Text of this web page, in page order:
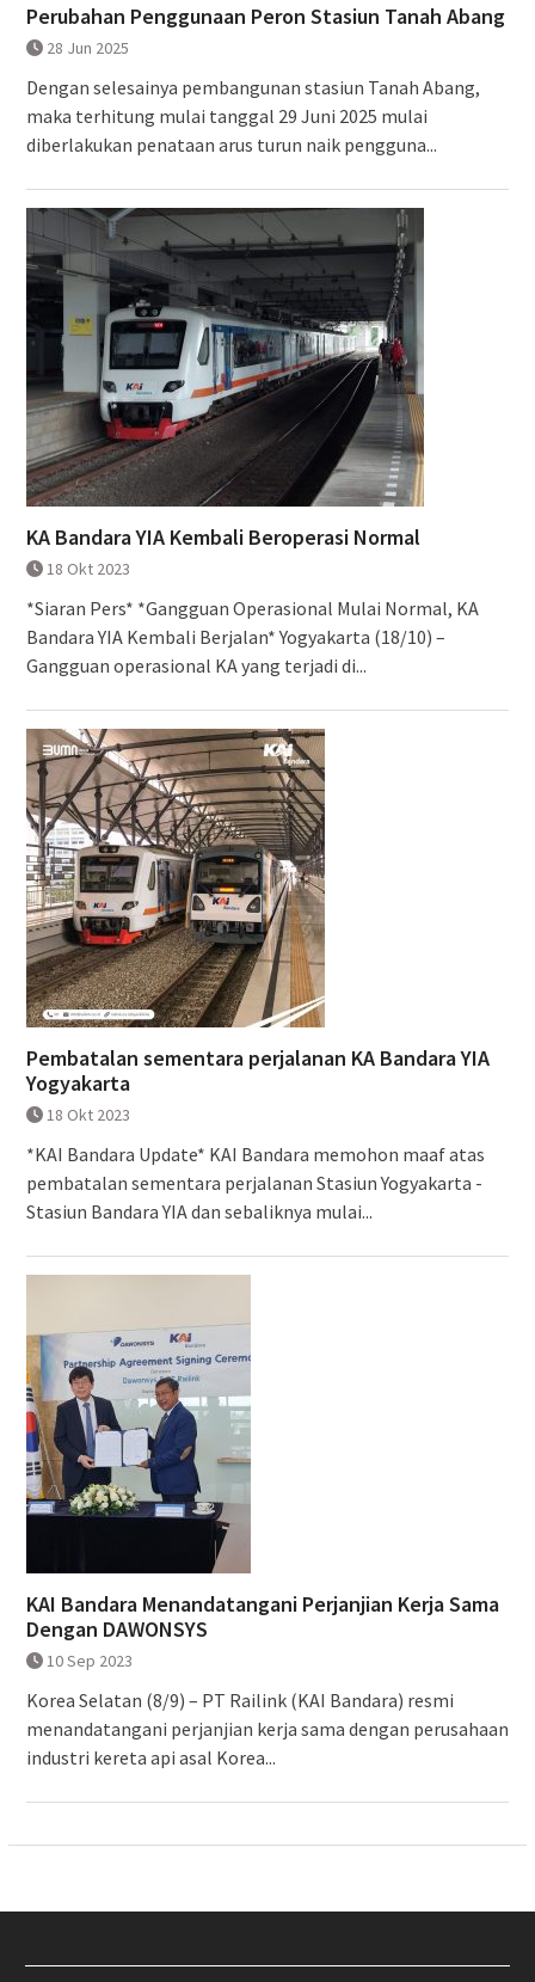
Perubahan Penggunaan Peron Stasiun Tanah Abang
28 Jun 2025
Dengan selesainya pembangunan stasiun Tanah Abang,
maka terhitung mulai tanggal 29 Juni 2025 mulai
diberlakukan penataan arus turun naik pengguna...
KA Bandara YIA Kembali Beroperasi Normal
18 Okt 2023
*Siaran Pers* *Gangguan Operasional Mulai Normal, KA
Bandara YIA Kembali Berjalan* Yogyakarta (18/10) –
Gangguan operasional KA yang terjadi di...
Pembatalan sementara perjalanan KA Bandara YIA
Yogyakarta
18 Okt 2023
*KAI Bandara Update* KAI Bandara memohon maaf atas
pembatalan sementara perjalanan Stasiun Yogyakarta -
Stasiun Bandara YIA dan sebaliknya mulai...
KAI Bandara Menandatangani Perjanjian Kerja Sama
Dengan DAWONSYS
10 Sep 2023
Korea Selatan (8/9) – PT Railink (KAI Bandara) resmi
menandatangani perjanjian kerja sama dengan perusahaan
industri kereta api asal Korea...